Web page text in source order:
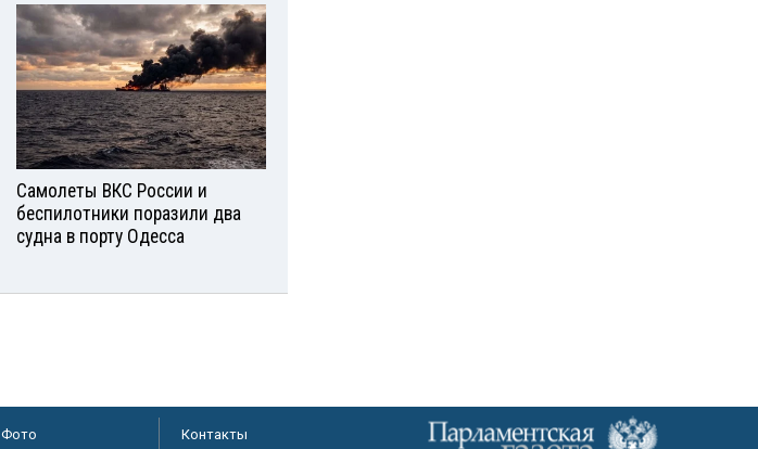
Самолеты ВКС России и
беспилотники поразили два
судна в порту Одесса
Фото
Контакты